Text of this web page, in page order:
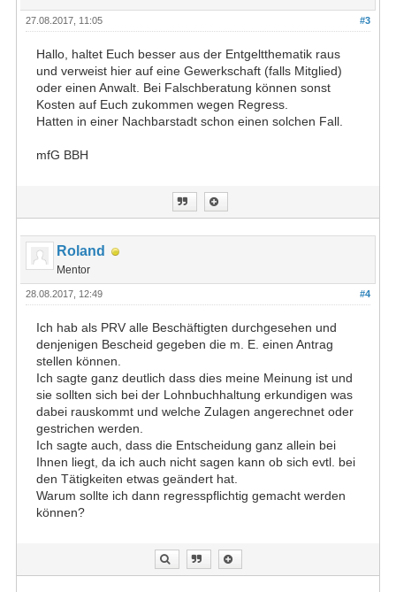
#3
27.08.2017, 11:05
Hallo, haltet Euch besser aus der Entgeltthematik raus
und verweist hier auf eine Gewerkschaft (falls Mitglied)
oder einen Anwalt. Bei Falschberatung können sonst
Kosten auf Euch zukommen wegen Regress.
Hatten in einer Nachbarstadt schon einen solchen Fall.
mfG BBH
Roland
Mentor
#4
28.08.2017, 12:49
Ich hab als PRV alle Beschäftigten durchgesehen und
denjenigen Bescheid gegeben die m. E. einen Antrag
stellen können.
Ich sagte ganz deutlich dass dies meine Meinung ist und
sie sollten sich bei der Lohnbuchhaltung erkundigen was
dabei rauskommt und welche Zulagen angerechnet oder
gestrichen werden.
Ich sagte auch, dass die Entscheidung ganz allein bei
Ihnen liegt, da ich auch nicht sagen kann ob sich evtl. bei
den Tätigkeiten etwas geändert hat.
Warum sollte ich dann regresspflichtig gemacht werden
können?